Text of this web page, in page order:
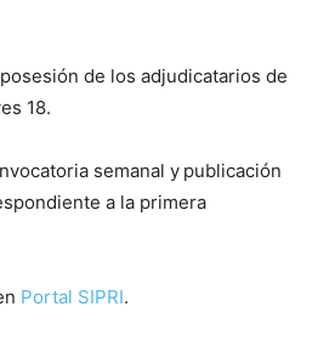
de los adjudicatarios de
18.
semanal y publicación
a la primera
Portal SIPRI.